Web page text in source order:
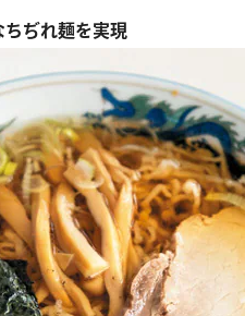
ぢれ麺を実現